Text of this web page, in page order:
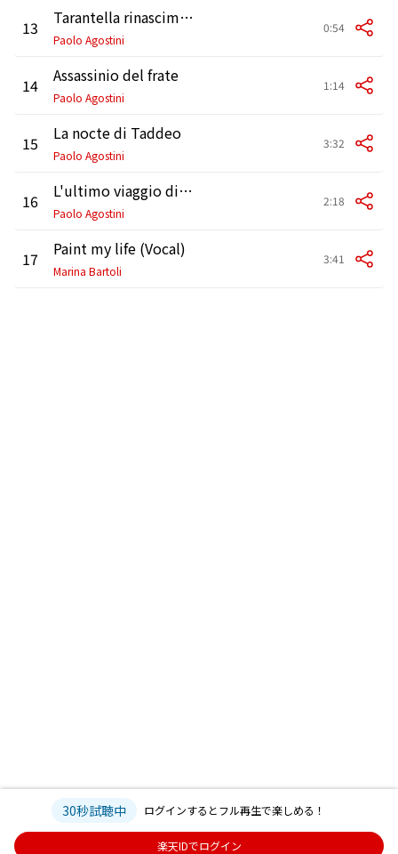
13 Tarantella rinascimentale
Paolo Agostini
0:54
14 Assassinio del frate
Paolo Agostini
1:14
15 La nocte di Taddeo
Paolo Agostini
3:32
16 L'ultimo viaggio di Giorgione
Paolo Agostini
2:18
17 Paint my life (Vocal)
Marina Bartoli
3:41
30秒試聴中 ログインするとフル再生で楽しめる！
楽天IDでログイン